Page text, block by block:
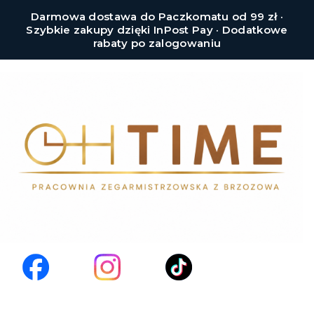
Darmowa dostawa do Paczkomatu od 99 zł ·
Szybkie zakupy dzięki InPost Pay · Dodatkowe
rabaty po zalogowaniu